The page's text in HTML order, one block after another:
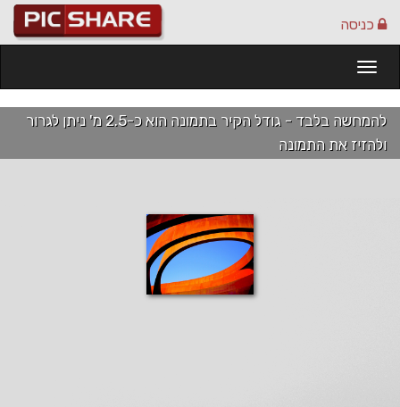
כניסה
להמחשה בלבד - גודל הקיר בתמונה הוא כ-2.5 מ' ניתן לגרור
ולהזיז את התמונה